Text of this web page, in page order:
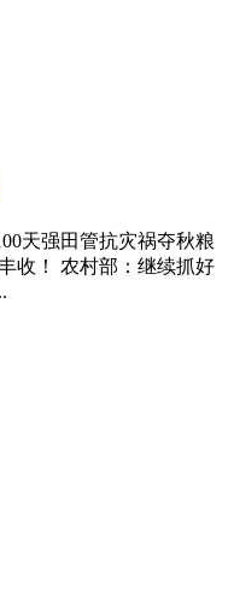
天强田管抗灾祸夺秋粮
收！ 农村部：继续抓好